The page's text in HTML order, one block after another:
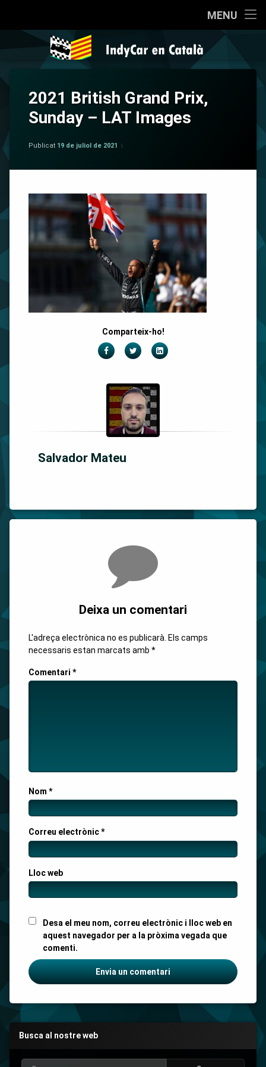
MENU
Qui som?
Coneixent la IndyCar
Cròniques
IndyCar en
2021 British Grand Prix,
Sunday – LAT Images
Publicat 19 de juliol de 2021
Comparteix-ho!
FacebookTwitterLinkedIn
Salvador Mateu
Deixa un comentari
L'adreça electrònica no es publicarà. Els camps
necessaris estan marcats amb *
Comentari *
Nom *
Correu electrònic*
Lloc web
Desa el meu nom, correu electrònic i lloc web en
aquest navegador per a la pròxima vegada que
comenti.
Busca al nostre web
Cerca: